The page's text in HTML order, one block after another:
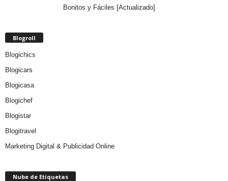
Bonitos y Fáciles [Actualizado]
Blogroll
Blogichics
Blogicars
Blogicasa
Blogichef
Blogistar
Blogitravel
Marketing Digital & Publicidad Online
Nube de Etiquetas